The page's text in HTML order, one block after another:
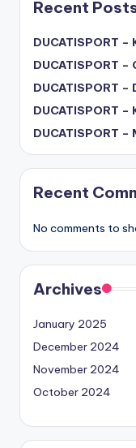
Recent
DUCATISPORT –
DUCATISPORT
DUCATISPORT
DUCATISPORT
DUCATISPORT –
Recent
No comments to
Archives
January 2025
December 2024
November 2024
October 2024